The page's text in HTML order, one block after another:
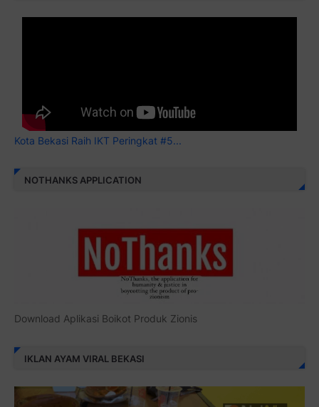
Kota Bekasi Raih IKT Peringkat #5...
NOTHANKS APPLICATION
Download Aplikasi Boikot Produk Zionis
IKLAN AYAM VIRAL BEKASI